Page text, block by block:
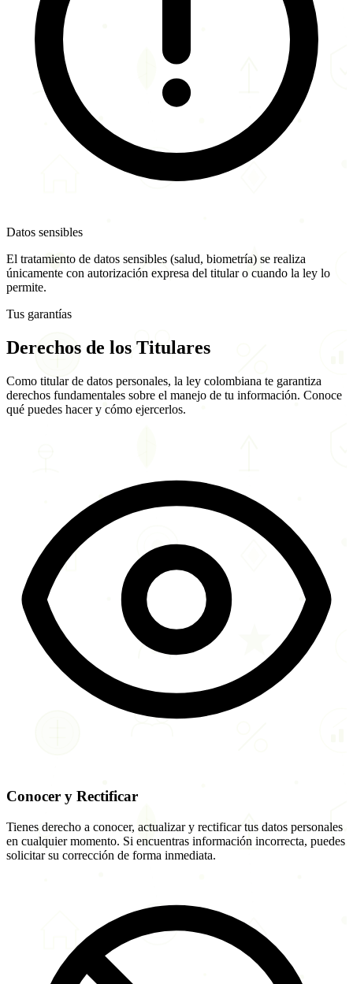
Datos sensibles
El tratamiento de datos sensibles (salud, biometría) se realiza
únicamente con autorización expresa del titular o cuando la ley lo
permite.
Tus garantías
Derechos de los Titulares
Como titular de datos personales, la ley colombiana te garantiza
derechos fundamentales sobre el manejo de tu información. Conoce
qué puedes hacer y cómo ejercerlos.
Conocer y Rectificar
Tienes derecho a conocer, actualizar y rectificar tus datos personales
en cualquier momento. Si encuentras información incorrecta, puedes
solicitar su corrección de forma inmediata.